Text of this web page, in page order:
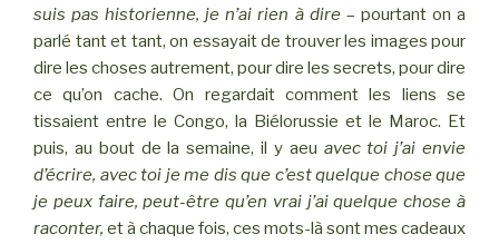
suis pas historienne, je n’ai rien à dire – pourtant on a
parlé tant et tant, on essayait de trouver les images pour
dire les choses autrement, pour dire les secrets, pour dire
ce qu’on cache. On regardait comment les liens se
tissaient entre le Congo, la Biélorussie et le Maroc. Et
puis, au bout de la semaine, il y aeu avec toi j’ai envie
d’écrire, avec toi je me dis que c’est quelque chose que
je peux faire, peut-être qu’en vrai j’ai quelque chose à
raconter, et à chaque fois, ces mots-là sont mes cadeaux